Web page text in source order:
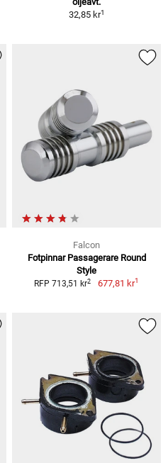
32,85 kr1
Falcon
Fotpinnar Passagerare Round
Style
RFP 713,51 kr2 677,81 kr1